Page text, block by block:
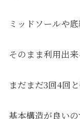
ミッドソールや底
そのまま利用出来
まだまだ3回4回
基本構造が良い